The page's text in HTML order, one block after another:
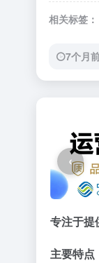
相关标签：
7个月
‹
专注于提
主要特点